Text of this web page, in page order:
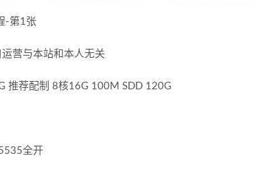
-第1张
营与本站和本人无关
推荐配制 8核16G 100M SDD 120G
全开